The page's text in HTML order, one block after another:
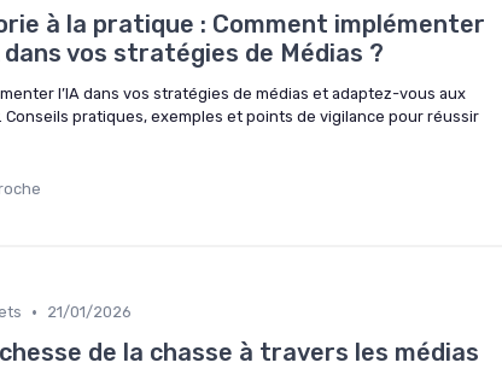
à la pratique : Comment implémenter
vos stratégies de Médias ?
l’IA dans vos stratégies de médias et adaptez-vous aux
pratiques, exemples et points de vigilance pour réussir
• 21/01/2026
de la chasse à travers les médias